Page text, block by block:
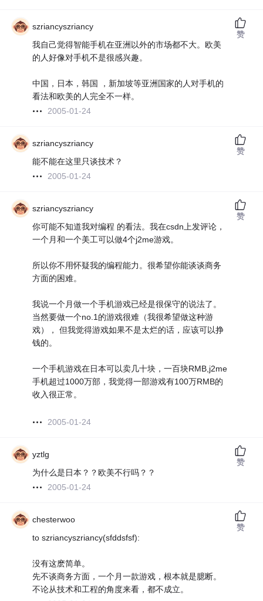
szriancyszriancy
我自己觉得智能手机在亚洲以外的市场都不大。欧美
的人好像对手机不是很感兴趣。
中国，日本，韩国 ，新加坡等亚洲国家的人对手机的
看法和欧美的人完全不一样。
2005-01-24
赞
szriancyszriancy
能不能在这里只谈技术？
2005-01-24
赞
szriancyszriancy
你可能不知道我对编程 的看法。我在csdn上发评论，
一个月和一个美工可以做4个j2me游戏。
所以你不用怀疑我的编程能力。很希望你能谈谈商务
方面的困难。
我说一个月做一个手机游戏已经是很保守的说法了。
当然要做一个no.1的游戏很难（我很希望做这种游
戏）， 但我觉得游戏如果不是太烂的话，应该可以挣
钱的。
一个手机游戏在日本可以卖几十块，一百块RMB,j2me
手机超过1000万部，我觉得一部游戏有100万RMB的
收入很正常。
2005-01-24
赞
yztlg
为什么是日本？？欧美不行吗？？
2005-01-24
赞
chesterwoo
to szriancyszriancy(sfddsfsf):
没有这麽简单。
先不谈商务方面，一个月一款游戏，根本就是臆断。
不论从技术和工程的角度来看，都不成立。
赞